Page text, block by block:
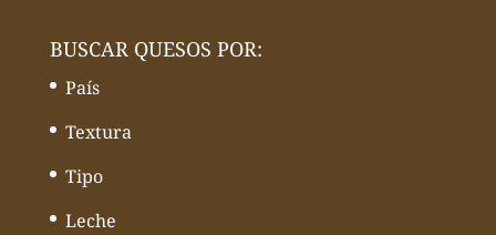
BUSCAR QUESOS POR:
País
Textura
Tipo
Leche